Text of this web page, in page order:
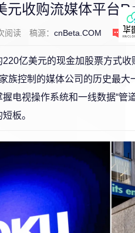
元收购流媒体平台
阅读 稿源： cnBeta.COM 0
亿美元的现金加股票方式收
族控制的媒体公司的历史最大
电视操作系统和一线数据“管
板。